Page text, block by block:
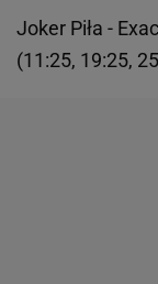
Joker Piła -
(11:25, 19:25,